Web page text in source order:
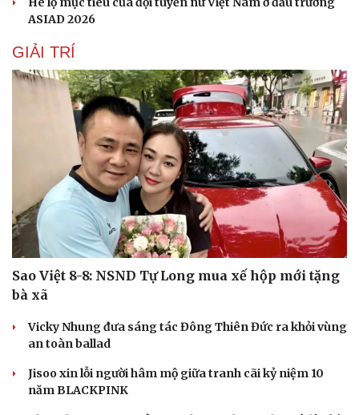
Thể thao
Bóng đá
Thế giới thể thao
Hậu trường
Tư vấn
ASIAD 2026
GIẢI TRÍ
Sao Việt 8-8: NSND Tự Long mua xế hộp mới tặng
bà xã
Vicky Nhung đưa sáng tác Đông Thiên Đức ra khỏi vùng
an toàn ballad
Jisoo xin lỗi người hâm mộ giữa tranh cãi kỷ niệm 10
năm BLACKPINK